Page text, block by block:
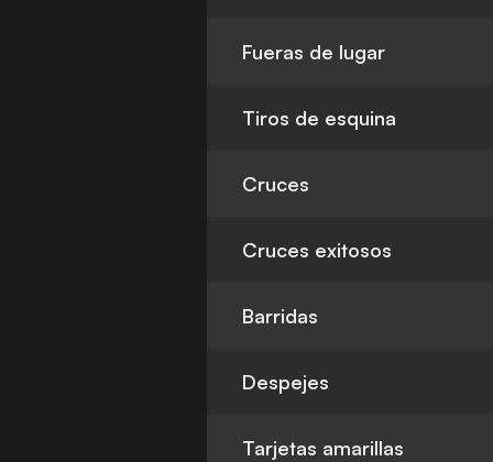
Fueras de lugar
Tiros de esquina
Cruces
Cruces exitosos
Barridas
Despejes
Tarjetas amarillas